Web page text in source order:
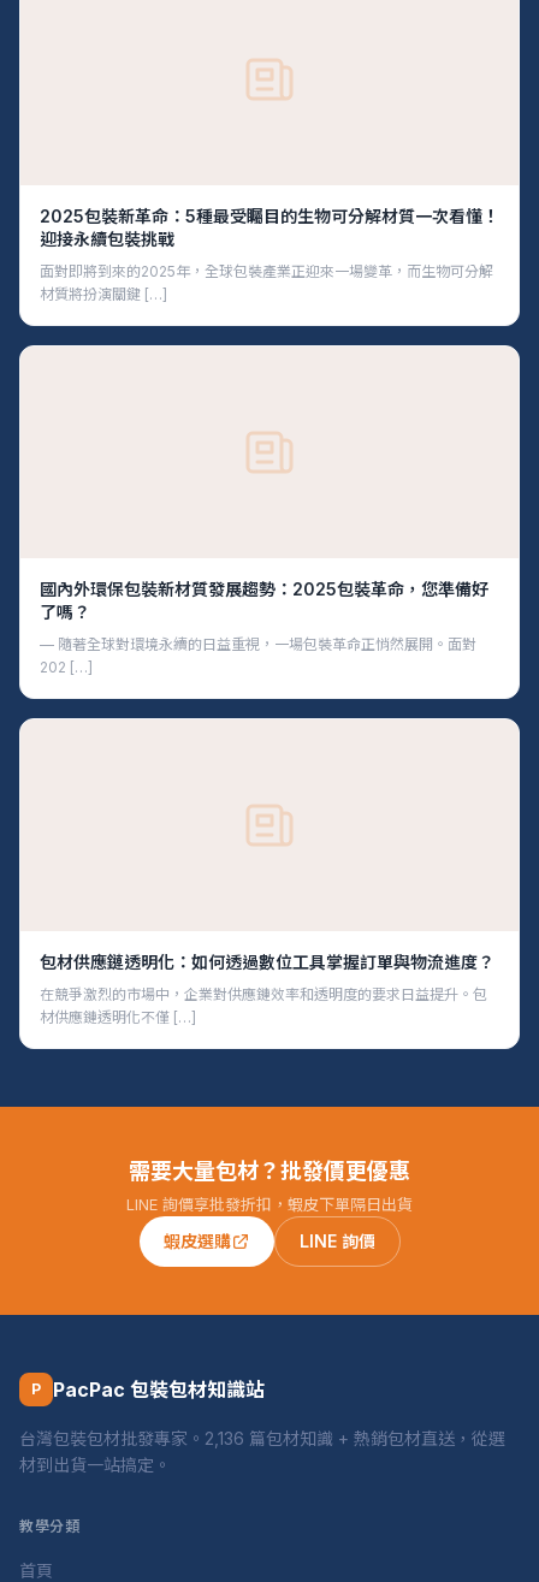
2025包裝新革命：5種最受矚目的生物可分解材質一次看懂！
迎接永續包裝挑戰
面對即將到來的2025年，全球包裝產業正迎來一場變革，而生物可分解
材質將扮演關鍵 […]
國內外環保包裝新材質發展趨勢：2025包裝革命，您準備好
了嗎？
— 隨著全球對環境永續的日益重視，一場包裝革命正悄然展開。面對
202 […]
包材供應鏈透明化：如何透過數位工具掌握訂單與物流進度？
在競爭激烈的市場中，企業對供應鏈效率和透明度的要求日益提升。包
材供應鏈透明化不僅 […]
需要大量包材？批發價更優惠
LINE 詢價享批發折扣，蝦皮下單隔日出貨
蝦皮選購 LINE 詢價
P PacPac 包裝包材知識站
台灣包裝包材批發專家。2,136 篇包材知識 + 熱銷包材直送，從選
材到出貨一站搞定。
教學分類
首頁